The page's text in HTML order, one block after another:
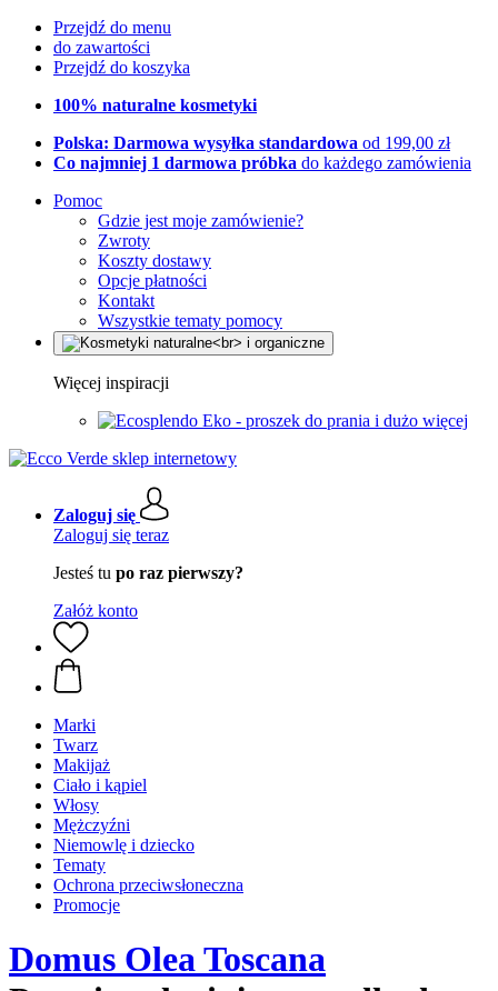
Przejdź do menu
do zawartości
Przejdź do koszyka
100% naturalne kosmetyki
Polska: Darmowa wysyłka standardowa od 199,00 zł
Co najmniej 1 darmowa próbka do każdego zamówienia
Pomoc
Gdzie jest moje zamówienie?
Zwroty
Koszty dostawy
Opcje płatności
Kontakt
Wszystkie tematy pomocy
Więcej inspiracji
Eko - proszek do prania i dużo więcej
Zaloguj się
Zaloguj się teraz
Jesteś tu po raz pierwszy?
Załóż konto
Marki
Twarz
Makijaż
Ciało i kąpiel
Włosy
Mężczyźni
Niemowlę i dziecko
Tematy
Ochrona przeciwsłoneczna
Promocje
Domus Olea Toscana